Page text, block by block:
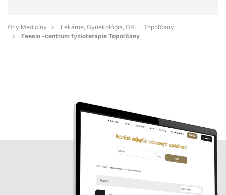
Orly Medicíny
Lekárne, Gynekológia, ORL - Topoľčany
Feesio -centrum fyzioterapie Topoľčany